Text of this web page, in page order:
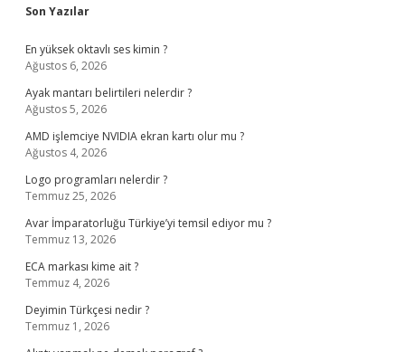
Sidebar
Son Yazılar
En yüksek oktavlı ses kimin ?
Ağustos 6, 2026
Ayak mantarı belirtileri nelerdir ?
Ağustos 5, 2026
AMD işlemciye NVIDIA ekran kartı olur mu ?
Ağustos 4, 2026
Logo programları nelerdir ?
Temmuz 25, 2026
Avar İmparatorluğu Türkiye’yi temsil ediyor mu ?
Temmuz 13, 2026
ECA markası kime ait ?
Temmuz 4, 2026
Deyimin Türkçesi nedir ?
Temmuz 1, 2026